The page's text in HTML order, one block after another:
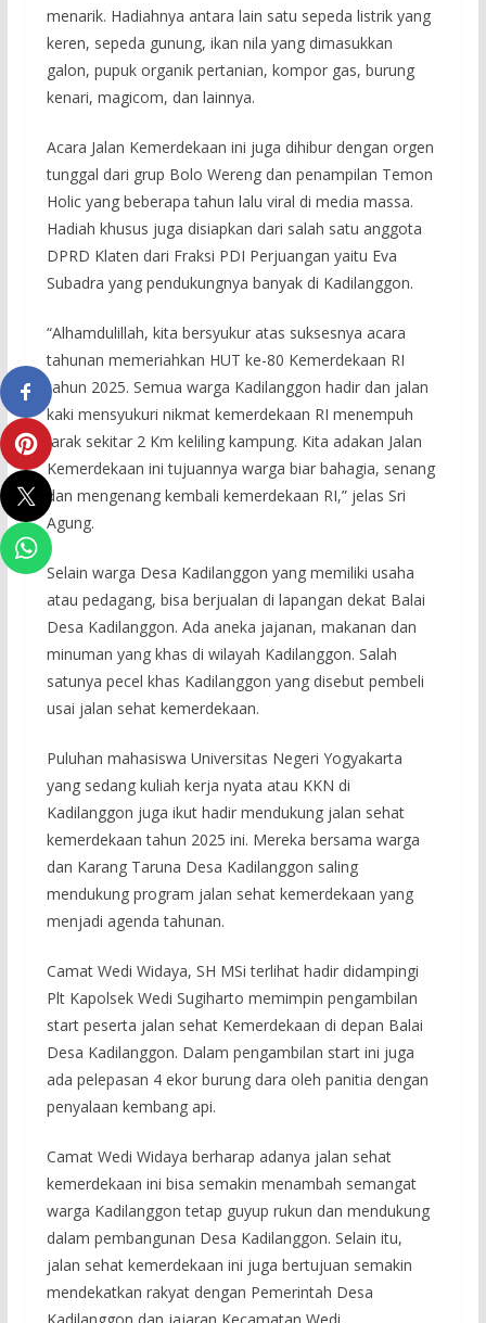
menarik. Hadiahnya antara lain satu sepeda listrik yang
keren, sepeda gunung, ikan nila yang dimasukkan
galon, pupuk organik pertanian, kompor gas, burung
kenari, magicom, dan lainnya.
Acara Jalan Kemerdekaan ini juga dihibur dengan orgen
tunggal dari grup Bolo Wereng dan penampilan Temon
Holic yang beberapa tahun lalu viral di media massa.
Hadiah khusus juga disiapkan dari salah satu anggota
DPRD Klaten dari Fraksi PDI Perjuangan yaitu Eva
Subadra yang pendukungnya banyak di Kadilanggon.
“Alhamdulillah, kita bersyukur atas suksesnya acara
tahunan memeriahkan HUT ke-80 Kemerdekaan RI
tahun 2025. Semua warga Kadilanggon hadir dan jalan
kaki mensyukuri nikmat kemerdekaan RI menempuh
jarak sekitar 2 Km keliling kampung. Kita adakan Jalan
Kemerdekaan ini tujuannya warga biar bahagia, senang
dan mengenang kembali kemerdekaan RI,” jelas Sri
Agung.
Selain warga Desa Kadilanggon yang memiliki usaha
atau pedagang, bisa berjualan di lapangan dekat Balai
Desa Kadilanggon. Ada aneka jajanan, makanan dan
minuman yang khas di wilayah Kadilanggon. Salah
satunya pecel khas Kadilanggon yang disebut pembeli
usai jalan sehat kemerdekaan.
Puluhan mahasiswa Universitas Negeri Yogyakarta
yang sedang kuliah kerja nyata atau KKN di
Kadilanggon juga ikut hadir mendukung jalan sehat
kemerdekaan tahun 2025 ini. Mereka bersama warga
dan Karang Taruna Desa Kadilanggon saling
mendukung program jalan sehat kemerdekaan yang
menjadi agenda tahunan.
Camat Wedi Widaya, SH MSi terlihat hadir didampingi
Plt Kapolsek Wedi Sugiharto memimpin pengambilan
start peserta jalan sehat Kemerdekaan di depan Balai
Desa Kadilanggon. Dalam pengambilan start ini juga
ada pelepasan 4 ekor burung dara oleh panitia dengan
penyalaan kembang api.
Camat Wedi Widaya berharap adanya jalan sehat
kemerdekaan ini bisa semakin menambah semangat
warga Kadilanggon tetap guyup rukun dan mendukung
dalam pembangunan Desa Kadilanggon. Selain itu,
jalan sehat kemerdekaan ini juga bertujuan semakin
mendekatkan rakyat dengan Pemerintah Desa